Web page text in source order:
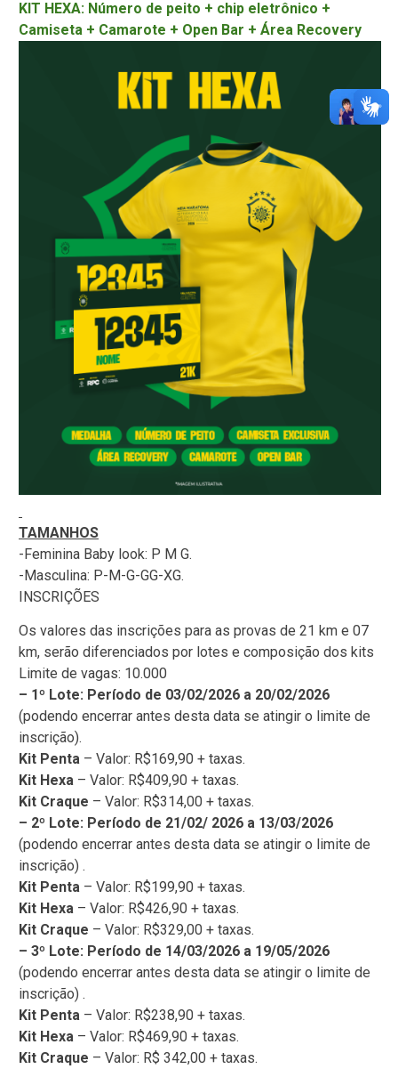
KIT HEXA: Número de peito + chip eletrônico +
Camiseta + Camarote + Open Bar + Área Recovery
TAMANHOS
-Feminina Baby look: P M G.
-Masculina: P-M-G-GG-XG.
INSCRIÇÕES
Os valores das inscrições para as provas de 21 km e 07
km, serão diferenciados por lotes e composição dos kits
Limite de vagas: 10.000
– 1º Lote: Período de 03/02/2026 a 20/02/2026
(podendo encerrar antes desta data se atingir o limite de
inscrição).
Kit Penta – Valor: R$169,90 + taxas.
Kit Hexa – Valor: R$409,90 + taxas.
Kit Craque – Valor: R$314,00 + taxas.
– 2º Lote: Período de 21/02/ 2026 a 13/03/2026
(podendo encerrar antes desta data se atingir o limite de
inscrição) .
Kit Penta – Valor: R$199,90 + taxas.
Kit Hexa – Valor: R$426,90 + taxas.
Kit Craque – Valor: R$329,00 + taxas.
– 3º Lote: Período de 14/03/2026 a 19/05/2026
(podendo encerrar antes desta data se atingir o limite de
inscrição) .
Kit Penta – Valor: R$238,90 + taxas.
Kit Hexa – Valor: R$469,90 + taxas.
Kit Craque – Valor: R$ 342,00 + taxas.